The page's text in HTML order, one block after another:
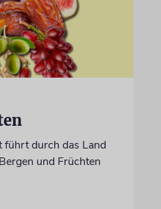
durch das Land
und Früchten